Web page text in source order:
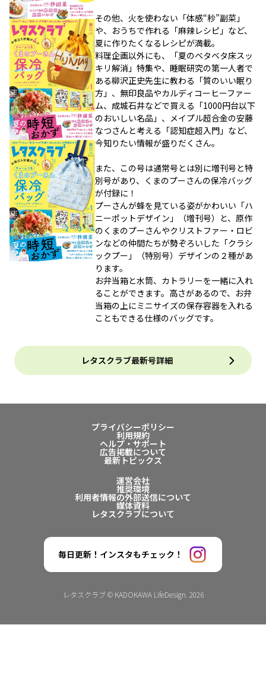
その他、火を使わない「体感“秒”副菜」
や、おうちで作れる「麻辣レシピ」など、
夏に作りたくなるレシピが満載。
料理企画以外にも、「夏のベタベタ床スッ
キリ解消」特集や、睡眠研究の第一人者で
ある柳沢正史先生に教わる「質のいい眠り
方」、無印良品やカルディコーヒーファー
ム、成城石井などで買える「1000円台以下
のおいしい名品」、メイプル超合金の安藤
なつさんと考える「認知症超入門」など、
今知りたい情報が盛りだくさん。
また、この号は通常号とは別に増刊号と特
別号があり、くまのプーさんの保冷バッグ
が付録に！
プーさんが蜂を見ている姿がかわいい「ハ
ニーポットデザイン」（増刊号）と、原作
のくまのプーさんやクリストファー・ロビ
ンなどの仲間たちが勢ぞろいした「クラシ
ックプー」（特別号）デザインの２種があ
ります。
お弁当箱と水筒、カトラリーを一緒に入れ
ることができます。高さがあるので、お弁
当箱の上にミニサイズの保存容器を入れる
こともできる仕様のバッグです。
レタスクラブ最新号詳細
プライバシーポリシー
利用規約
ヘルプ・サポート
広告掲載について
最新トピックス
運営会社
推奨環境
利用者情報の外部送信について
媒体資料
レタスクラブについて
毎日更新！インスタもチェック！
レタスクラブ © KADOKAWA LifeDesign. 2026